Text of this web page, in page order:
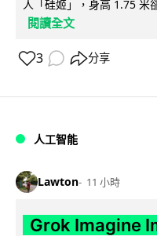
人「硅姬」，身高 1.75 米
閱讀全文
3 分享
人工智能
Lawton 11 小時
Grok Imagine